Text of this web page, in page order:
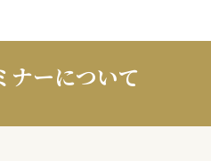
ナーについて